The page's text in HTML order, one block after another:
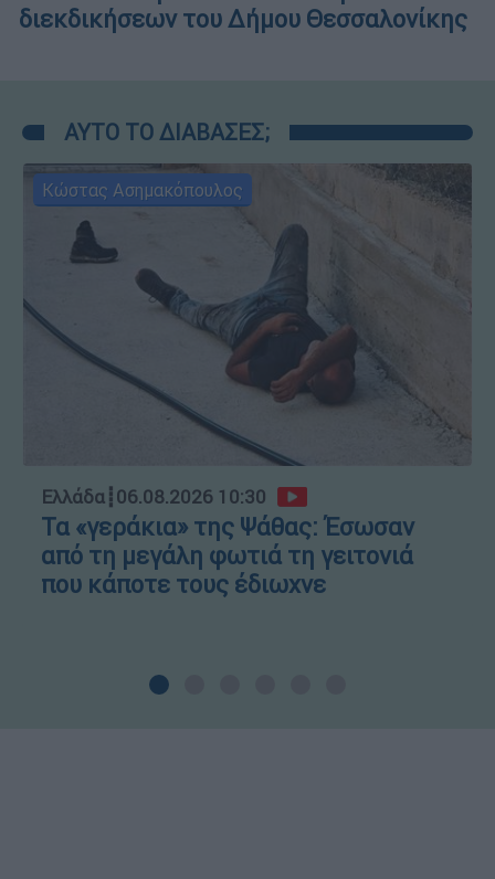
διεκδικήσεων του Δήμου Θεσσαλονίκης
ΑΥΤΟ ΤΟ ΔΙΑΒΑΣΕΣ;
Κώστας Ασημακόπουλος
Ελλάδα┋06.08.2026 10:30
Τα «γεράκια» της Ψάθας: Έσωσαν
από τη μεγάλη φωτιά τη γειτονιά
που κάποτε τους έδιωχνε